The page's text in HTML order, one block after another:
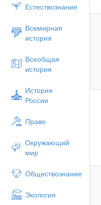
Естествознание
Всемирная
история
Всеобщая
история
История
России
Право
Окружающий
мир
Обществознание
Экология